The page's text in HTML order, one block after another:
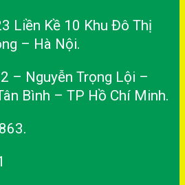
Liền Kề 10 Khu Đô Thị
– Hà Nội.
– Nguyễn Trọng Lội –
Bình – TP Hồ Chí Minh.